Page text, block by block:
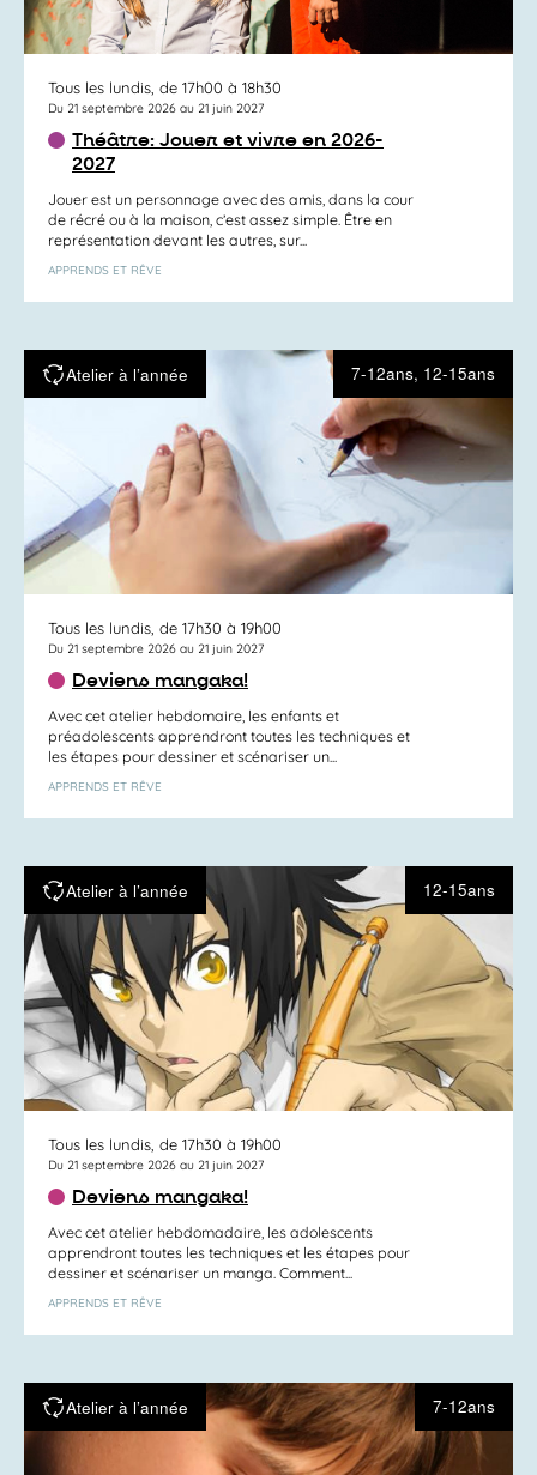
Tous les lundis, de 17h00 à 18h30
Du 21 septembre 2026 au 21 juin 2027
Théâtre: Jouer et vivre en 2026-
2027
Jouer est un personnage avec des amis, dans la cour
de récré ou à la maison, c’est assez simple. Être en
représentation devant les autres, sur...
APPRENDS ET RÊVE
Atelier à l’année 7-12ans, 12-15ans
Tous les lundis, de 17h30 à 19h00
Du 21 septembre 2026 au 21 juin 2027
Deviens mangaka!
Avec cet atelier hebdomaire, les enfants et
préadolescents apprendront toutes les techniques et
les étapes pour dessiner et scénariser un...
APPRENDS ET RÊVE
Atelier à l’année 12-15ans
Tous les lundis, de 17h30 à 19h00
Du 21 septembre 2026 au 21 juin 2027
Deviens mangaka!
Avec cet atelier hebdomadaire, les adolescents
apprendront toutes les techniques et les étapes pour
dessiner et scénariser un manga. Comment...
APPRENDS ET RÊVE
Atelier à l’année 7-12ans